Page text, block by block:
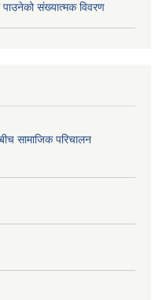
संख्यात्मक विवरण
सामाजिक परिचालन